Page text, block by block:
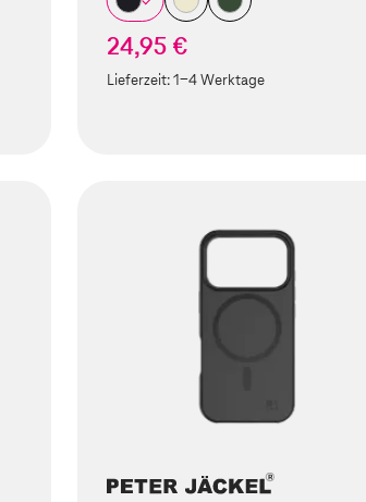
24,95 €
Lieferzeit:1-4 Werktage